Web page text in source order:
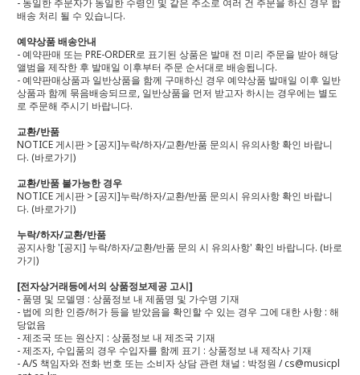
배송 처리 될 수 있습니다.
예약상품 배송안내
- 예약판매 또는 PRE-ORDER로 표기된 상품은 발매 전 미리 주문을 받아 해당
앨범을 제작한 후 발매일 이후부터 주문 순서대로 배송됩니다.
- 예약판매상품과 일반상품을 함께 구매하신 경우 예약상품 발매일 이후 일반
상품과 함께 묶음배송되므로, 일반상품을 먼저 받고자 하시는 경우에는 별도
로 주문해 주시기 바랍니다.
교환/반품
NOTICE 게시판 > [공지]누락/하자/교환/반품 문의시 유의사항 확인 바랍니
다. (바로가기)
교환/반품 불가능한 경우
NOTICE 게시판 > [공지]누락/하자/교환/반품 문의시 유의사항 확인 바랍니
다. (바로가기)
누락/하자/교환/반품
공지사항 '[공지] 누락/하자/교환/반품 문의 시 유의사항' 확인 바랍니다. (바로
가기)
[전자상거래등에서의 상품정보제공 고시]
- 품명 및 모델명 : 상품정보 내 제품명 및 가수명 기재
- 법에 의한 인증/허가 등을 받았음을 확인할 수 있는 경우 그에 대한 사항 : 해
당없음
- 제조국 또는 원산지 : 상품정보 내 제조국 기재
- 제조자, 수입품의 경우 수입자를 함께 표기 : 상품정보 내 제작사 기재
- A/S 책임자와 전화 번호 또는 소비자 상담 관련 채널 : 박정원 / cs@musicpl